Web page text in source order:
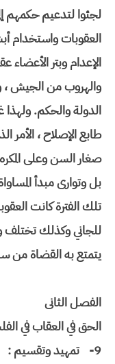
لجئوا لتدعيم حكمهم
العقوبات واستخدام
الإعدام وبتر الأعضاء
والهروب من الجيش ،
الدولة والحكم.
طابع الإصلاح ، الأمر
صغار السن وعلى
بل وتوارى مبدأ
تلك الفترة كانت
للجاني وكذلك تختلف
يتمتع به القضاة من
الفصل الثانى
الحق في العقاب في
9-
تمهيد وتقسيم :